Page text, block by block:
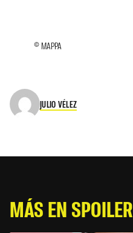
© MAPPA
JULIO VÉLEZ
MÁS EN SPOILER